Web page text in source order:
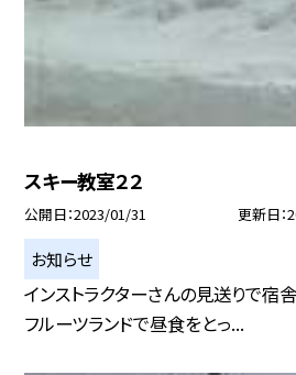
スキー教室２２
公開日 2023/01/31 更新日
お知らせ
インストラクターさんの見送りで宿
フルーツランドで昼食をとっ...